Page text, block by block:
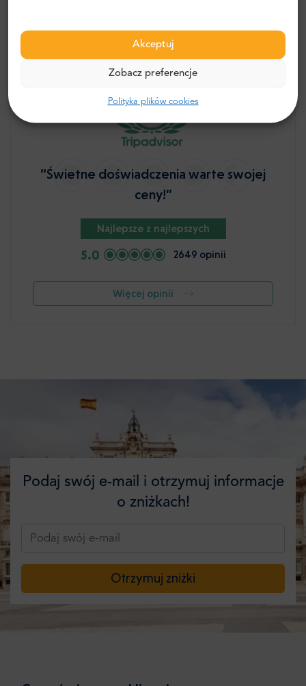
Akceptuj
Zobacz preferencje
Polityka plików cookies
“Świetne doświadczenia warte swojej
ceny!”
Najlepsze z najlepszych
5.0 2649 opinii
Więcej opinii
Podaj swój e-mail i otrzymuj informacje
o zniżkach!
Otrzymuj zniżki